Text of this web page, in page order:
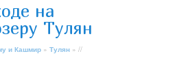
на
Тулян
и Кашмир »Тулян » //